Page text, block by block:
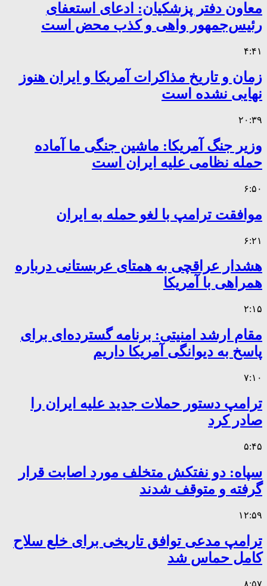
معاون دفتر پزشکیان: ادعای استعفای
رئیس‌جمهور واهی و کذب محض است
۴:۴۱
زمان و تاریخ مذاکرات آمریکا و ایران هنوز
نهایی نشده است
۲۰:۳۹
وزیر جنگ آمریکا: ماشین جنگی ما آماده
حمله نظامی علیه ایران است
۶:۵۰
موافقت ترامپ با لغو حمله به ایران
۶:۲۱
هشدار عراقچی به همتای عربستانی درباره
همراهی با آمریکا
۲:۱۵
مقام ارشد امنیتی: برنامه گسترده‌ای برای
پاسخ به دیوانگی آمریکا داریم
۷:۱۰
ترامپ دستور حملات جدید علیه ایران را
صادر کرد
۵:۴۵
سپاه: دو نفتکش متخلف مورد اصابت قرار
گرفته و متوقف شدند
۱۲:۵۹
ترامپ مدعی توافق تاریخی برای خلع سلاح
کامل حماس شد
۸:۵۷